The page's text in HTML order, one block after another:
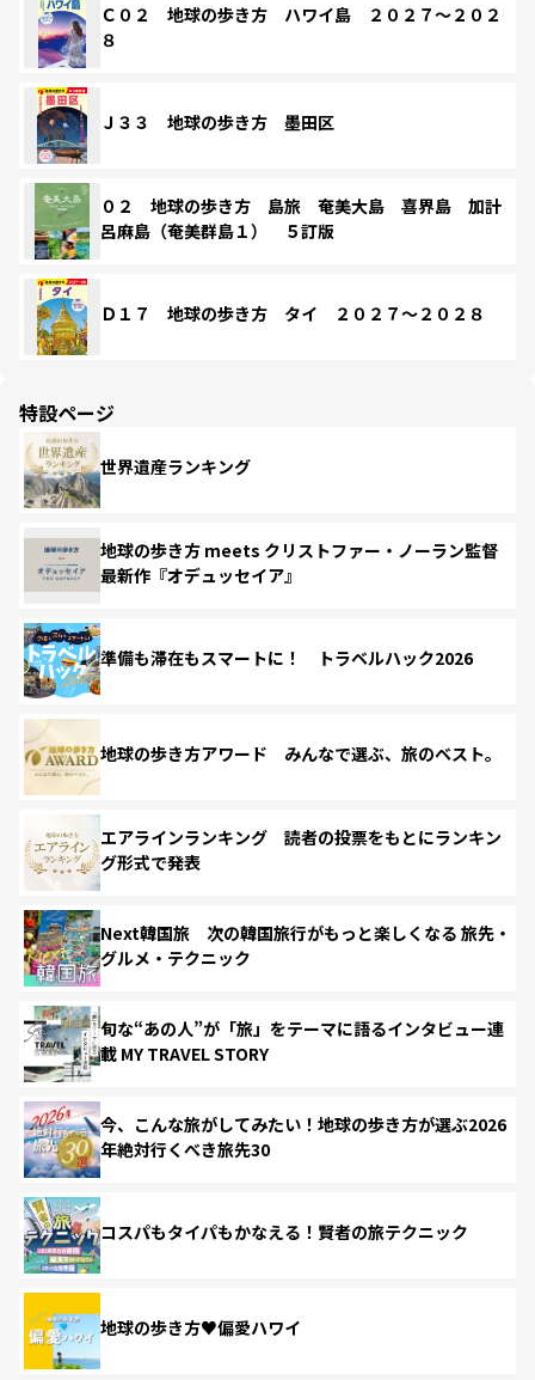
Ｃ０２ 地球の歩き方 ハワイ島 ２０２７～２０２
８
Ｊ３３ 地球の歩き方 墨田区
０２ 地球の歩き方 島旅 奄美大島 喜界島 加計
呂麻島（奄美群島１） ５訂版
Ｄ１７ 地球の歩き方 タイ ２０２７～２０２８
特設ページ
世界遺産ランキング
地球の歩き方 meets クリストファー・ノーラン監督
最新作『オデュッセイア』
準備も滞在もスマートに！ トラベルハック2026
地球の歩き方アワード みんなで選ぶ、旅のベスト。
エアラインランキング 読者の投票をもとにランキン
グ形式で発表
Next韓国旅 次の韓国旅行がもっと楽しくなる 旅先・
グルメ・テクニック
旬な“あの人”が「旅」をテーマに語るインタビュー連
載 MY TRAVEL STORY
今、こんな旅がしてみたい！地球の歩き方が選ぶ2026
年絶対行くべき旅先30
コスパもタイパもかなえる！賢者の旅テクニック
地球の歩き方♥偏愛ハワイ